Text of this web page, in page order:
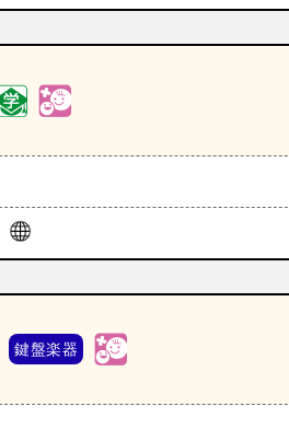
鍵盤楽器